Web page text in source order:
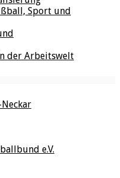
Sport und
der Arbeitswelt
e.V.